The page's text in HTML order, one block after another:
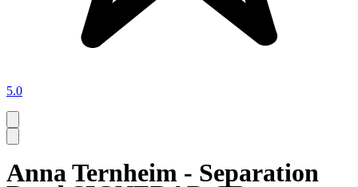
5.0
Anna Ternheim - Separation